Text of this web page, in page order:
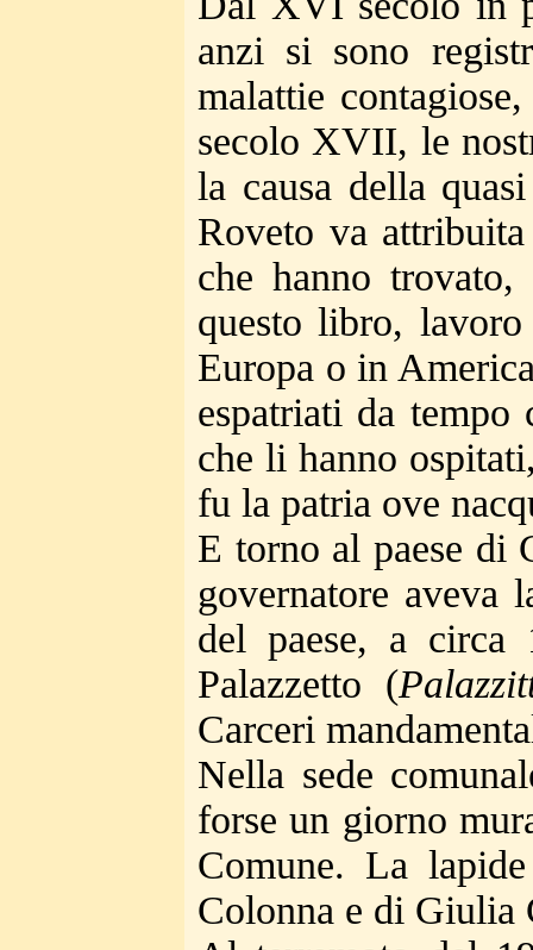
anzi si sono
malattie
secolo XVII, le
la causa della
Roveto va
che hanno
questo libro,
Europa o in
espatriati da
che li hanno
fu la patria ove
E torno al paese di
governatore aveva
del paese, a circa
Palazzetto (
Carceri
Nella sede
forse un giorno
Comune. La
Colonna e di Giulia